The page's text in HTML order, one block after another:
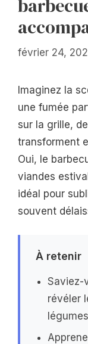
février 24,
Imaginez la
une fumée
sur la grille,
transforment
Oui, le
viandes
idéal pour
souvent
À retenir
Saviez-
révéler